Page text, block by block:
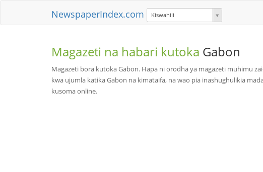
NewspaperIndex.com Kiswahili
Magazeti na habari kutoka Gabon
Magazeti bora kutoka Gabon. Hapa ni orodha ya magazeti muhimu
kwa ujumla katika Gabon na kimataifa, na wao pia inashughulikia
kusoma online.